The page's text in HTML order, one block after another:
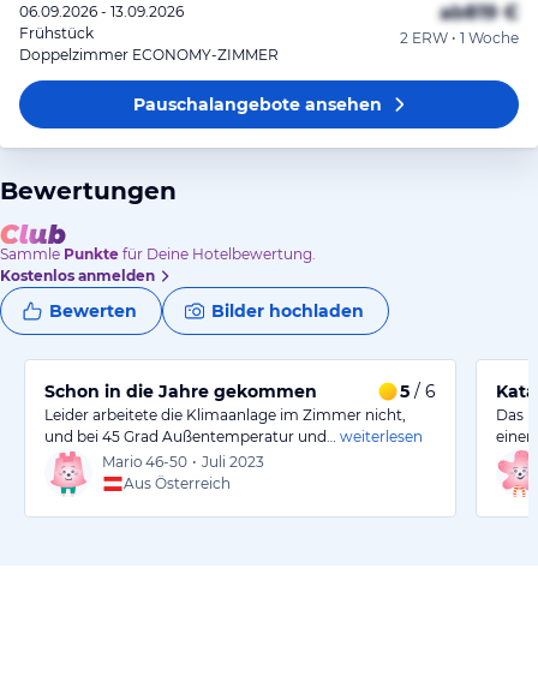
06.09.2026 - 13.09.2026
Frühstück
Doppelzimmer ECONOMY-ZIMMER
ab819 €
2 ERW • 1 Woche
Pauschalangeboteansehen
Bewertungen
Sammle Punkte für Deine Hotelbewertung.
Kostenlos anmelden
Bewerten Bilder hochladen
Schon in die Jahre gekommen 5 / 6
Leider arbeitete die Klimaanlage im Zimmer nicht,
und bei 45 Grad Außentemperatur und…
weiterlesen
Mario 46-50 • Juli 2023
Aus Österreich
Das
einer